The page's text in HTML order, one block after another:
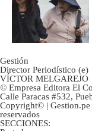
Gestión
Director Periodístico (e)
VÍCTOR MELGAREJO
© Empresa Editora El
Calle Paracas #532,
Copyright© | Gestion.pe
reservados
SECCIONES: